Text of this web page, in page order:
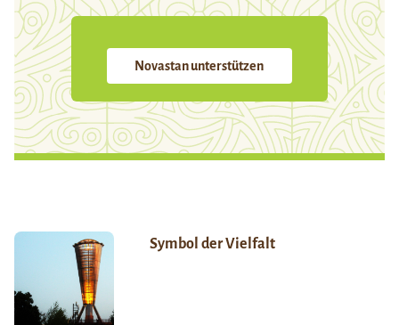
Novastan unterstützen
Symbol der Vielfalt